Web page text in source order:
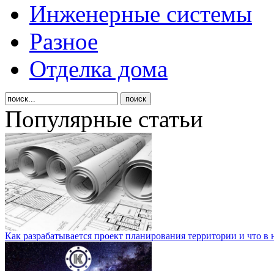
Инженерные системы
Разное
Отделка дома
Популярные статьи
Как разрабатывается проект планирования территории и что в